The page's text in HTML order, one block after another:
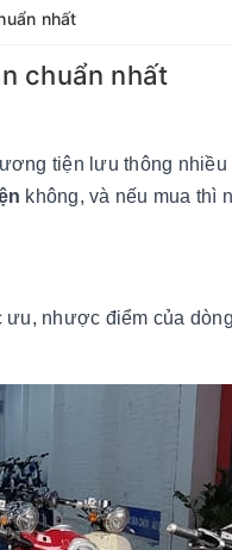
nhất
chuẩn nhất
tiện lưu thông
không, và nếu mua thì
nhược điểm của